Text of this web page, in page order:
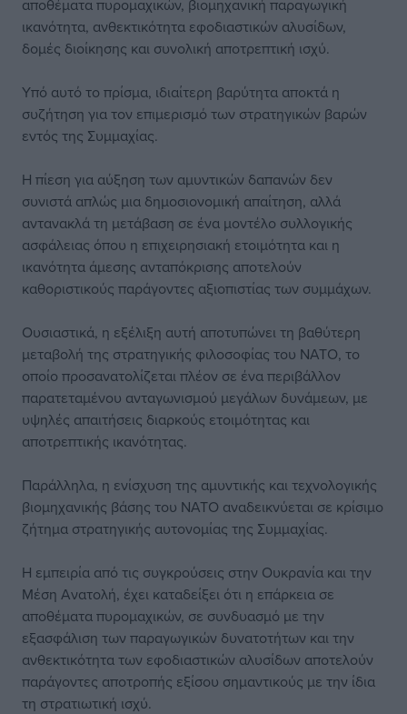
αποθέματα πυρομαχικών, βιομηχανική παραγωγική
ικανότητα, ανθεκτικότητα εφοδιαστικών αλυσίδων,
δομές διοίκησης και συνολική αποτρεπτική ισχύ.
Υπό αυτό το πρίσμα, ιδιαίτερη βαρύτητα αποκτά η
συζήτηση για τον επιμερισμό των στρατηγικών βαρών
εντός της Συμμαχίας.
Η πίεση για αύξηση των αμυντικών δαπανών δεν
συνιστά απλώς μια δημοσιονομική απαίτηση, αλλά
αντανακλά τη μετάβαση σε ένα μοντέλο συλλογικής
ασφάλειας όπου η επιχειρησιακή ετοιμότητα και η
ικανότητα άμεσης ανταπόκρισης αποτελούν
καθοριστικούς παράγοντες αξιοπιστίας των συμμάχων.
Ουσιαστικά, η εξέλιξη αυτή αποτυπώνει τη βαθύτερη
μεταβολή της στρατηγικής φιλοσοφίας του ΝΑΤΟ, το
οποίο προσανατολίζεται πλέον σε ένα περιβάλλον
παρατεταμένου ανταγωνισμού μεγάλων δυνάμεων, με
υψηλές απαιτήσεις διαρκούς ετοιμότητας και
αποτρεπτικής ικανότητας.
Παράλληλα, η ενίσχυση της αμυντικής και τεχνολογικής
βιομηχανικής βάσης του ΝΑΤΟ αναδεικνύεται σε κρίσιμο
ζήτημα στρατηγικής αυτονομίας της Συμμαχίας.
Η εμπειρία από τις συγκρούσεις στην Ουκρανία και την
Μέση Ανατολή, έχει καταδείξει ότι η επάρκεια σε
αποθέματα πυρομαχικών, σε συνδυασμό με την
εξασφάλιση των παραγωγικών δυνατοτήτων και την
ανθεκτικότητα των εφοδιαστικών αλυσίδων αποτελούν
παράγοντες αποτροπής εξίσου σημαντικούς με την ίδια
τη στρατιωτική ισχύ.